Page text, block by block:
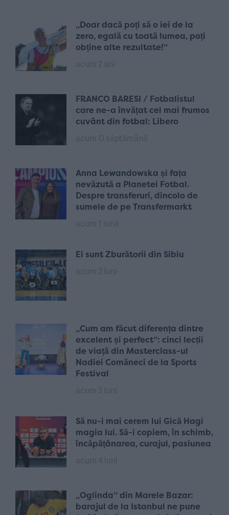
„Doar dacă poți să o iei de la
zero, egală cu toată lumea, poți
obține alte rezultate!”
FRANCO BARESI / Fotbalistul
care ne-a învățat cel mai frumos
cuvânt din fotbal: Libero
Anna Lewandowska și fața
nevăzută a Planetei Fotbal.
Despre transferuri, dincolo de
sumele de pe Transfermarkt
Ei sunt Zburătorii din Sibiu
„Cum am făcut diferența dintre
excelent și perfect”: cinci lecții
de viață din Masterclass-ul
Nadiei Comăneci de la Sports
Festival
Să nu-i mai cerem lui Gică Hagi
magia lui. Să-i copiem, în schimb,
încăpățânarea, curajul, pasiunea
„Oglinda” din Marele Bazar:
barajul de la Istanbul ne pune